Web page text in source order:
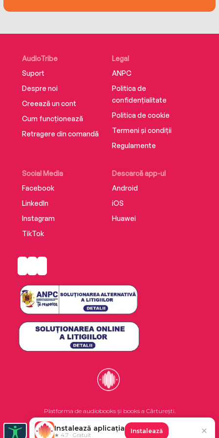
AudioTribe
Suport
Despre noi
Creează un cont
Cum funcționează
Retragere din comandă
Social Media
Facebook
LinkedIn
Instagram
TikTok
Descarcă app-ul
Android
iOS
Huawei
Legal
ANPC
Politica de
confidențialitate
Politica de cookie
Termeni și condiții
Regulamente
Platforma de audiobooks și books a Cărturești.
©2026 Nemo EPG SRL. Toate drepturile rezervate.
Instalează aplicația
★ 4.7 · Gratuit
Instalează ✕